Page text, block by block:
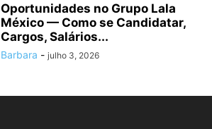
Oportunidades no Grupo Lala
México — Como se Candidatar,
Cargos, Salários...
Barbara - julho 3, 2026